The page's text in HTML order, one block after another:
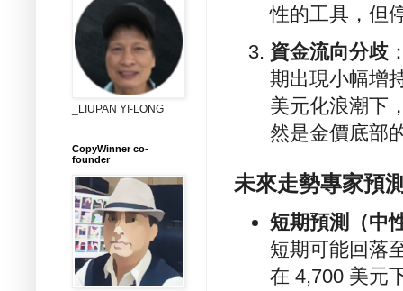
性的工具，但
資金流向分歧
期出現小幅增
美元化浪潮下
然是金價底部
未來走勢專家預
短期預測（中
短期可能回落
在 4,700 美元
_LIUPAN YI-LONG
CopyWinner co-
founder